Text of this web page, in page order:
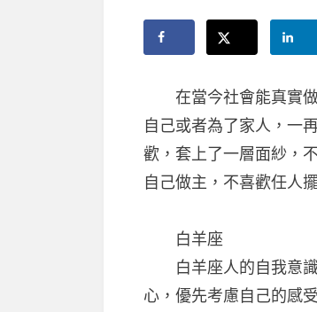
在當今社會能真實做
自己或者為了家人，一
歡，套上了一層面紗，
自己做主，不喜歡任人
白羊座
白羊座人的自我意識
心，優先考慮自己的感